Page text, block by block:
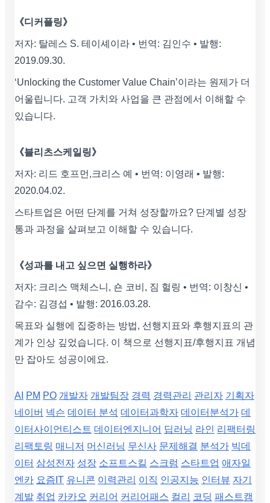
《디커플링》
저자: 탈레스 S. 테이셰이라 • 번역: 김인수 • 발행:
2019.09.30.
‘Unlocking the Customer Value Chain’이라는 원제가 더
어울립니다. 고객 가치와 사업을 큰 관점에서 이해할 수
있습니다.
《블리츠스케일링》
저자: 리드 호프먼,크리스 예 • 번역: 이영래 • 발행:
2020.04.02.
스타트업은 어떤 단계를 거쳐 성장할까요? 단계별 성장
통과 과정을 살펴보고 이해할 수 있습니다.
《성과를 내고 싶으면 실행하라》
저자: 크리스 맥체스니, 숀 코비, 짐 헐링 • 번역: 이창신 •
감수: 김경섭 • 발행: 2016.03.28.
목표와 실행에 집중하는 방법, 선행지표와 후행지표의 관
계가 인상 깊었습니다. 이 책으로 선행지표/후행지표 개념
만 잡아도 성공이에요.
AI PM PO 개발자 개발팀장 경력 경력관리 관리자 기획자
네이버 넥슨 데이터 분석 데이터과학자 데이터분석가 데
이터사이언티스트 데이터엔지니어 딥러닝 라인 리팩터링
리팩토링 매니저 머신러닝 무신사 문제해결 분석가 빅데
이터 삼성전자 성장 소프트스킬 스크럼 스타트업 애자일
엔카 요즘IT 유니콘 이력관리 이직 인공지능 인터뷰 자기
계발 취업 카카오 커리어 커리어패스 컬리 코딩 패스트캠